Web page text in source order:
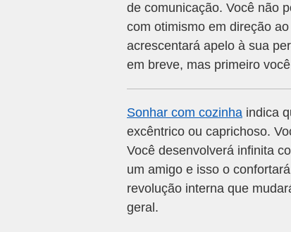
de comunicação. Você não
com otimismo em direção
acrescentará apelo à sua
em breve, mas primeiro
Sonhar com cozinha indica
excêntrico ou caprichoso.
Você desenvolverá infinita
um amigo e isso o
revolução interna que
geral.